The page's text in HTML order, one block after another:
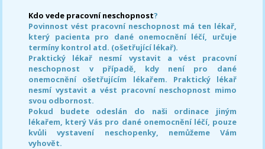
Kdo vede pracovní neschopnost?
Povinnost vést pracovní neschopnost má ten lékař,
který pacienta pro dané onemocnění léčí, určuje
termíny kontrol atd. (ošetřující lékař).
Praktický lékař nesmí vystavit a vést pracovní
neschopnost v případě, kdy není pro dané
onemocnění ošetřujícím lékařem. Praktický lékař
nesmí vystavit a vést pracovní neschopnost mimo
svou odbornost.
Pokud budete odeslán do naši ordinace jiným
lékařem, který Vás pro dané onemocnění léčí, pouze
kvůli vystavení neschopenky, nemůžeme Vám
vyhovět.